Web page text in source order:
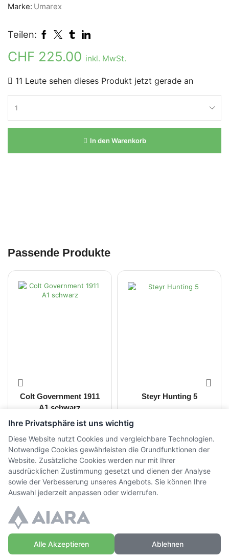
Marke: Umarex
Teilen:
CHF 225.00 inkl. MwSt.
11 Leute sehen dieses Produkt jetzt gerade an
In den Warenkorb
Passende Produkte
Colt Government 1911
A1 schwarz
Steyr Hunting 5
© Copyright WaffenZimmi | Powered bySidora AG
Ihre Privatsphäre ist uns wichtig
Diese Website nutzt Cookies und vergleichbare Technologien.
Notwendige Cookies gewährleisten die Grundfunktionen der
Website. Zusätzliche Cookies werden nur mit Ihrer
ausdrücklichen Zustimmung gesetzt und dienen der Analyse
sowie der Verbesserung unseres Angebots. Sie können Ihre
Auswahl jederzeit anpassen oder widerrufen.
Alle Akzeptieren Ablehnen